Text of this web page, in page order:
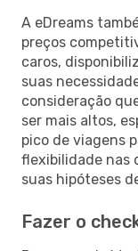
A eDreams
preços
caros,
suas
consideração
ser mais altos,
pico de viagens
flexibilidade nas
suas hipóteses
Fazer o